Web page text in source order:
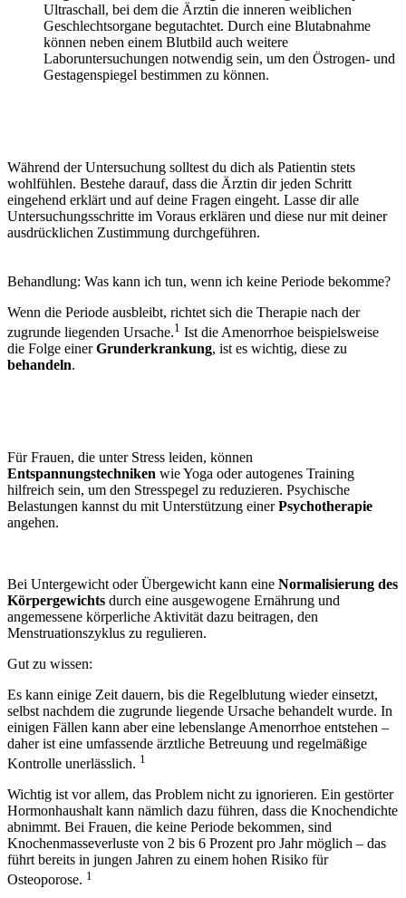
Ultraschall, bei dem die Ärztin die inneren weiblichen
Geschlechtsorgane begutachtet. Durch eine Blutabnahme
können neben einem Blutbild auch weitere
Laboruntersuchungen notwendig sein, um den Östrogen- und
Gestagenspiegel bestimmen zu können.
Während der Untersuchung solltest du dich als Patientin stets
wohlfühlen. Bestehe darauf, dass die Ärztin dir jeden Schritt
eingehend erklärt und auf deine Fragen eingeht. Lasse dir alle
Untersuchungsschritte im Voraus erklären und diese nur mit deiner
ausdrücklichen Zustimmung durchgeführen.
Behandlung: Was kann ich tun, wenn ich keine Periode bekomme?
Wenn die Periode ausbleibt, richtet sich die Therapie nach der
zugrunde liegenden Ursache.1 Ist die Amenorrhoe beispielsweise
die Folge einerGrunderkrankung, ist es wichtig, diese zu
behandeln.
Für Frauen, die unter Stress leiden, können
Entspannungstechniken wie Yoga oder autogenes Training
hilfreich sein, um den Stresspegel zu reduzieren. Psychische
Belastungen kannst du mit Unterstützung einerPsychotherapie
angehen.
Bei Untergewicht oder Übergewicht kann eine Normalisierung des
Körpergewichts durch eine ausgewogene Ernährung und
angemessene körperliche Aktivität dazu beitragen, den
Menstruationszyklus zu regulieren.
Gut zu wissen:
Es kann einige Zeit dauern, bis die Regelblutung wieder einsetzt,
selbst nachdem die zugrunde liegende Ursache behandelt wurde. In
einigen Fällen kann aber eine lebenslange Amenorrhoe entstehen –
daher ist eine umfassende ärztliche Betreuung und regelmäßige
Kontrolle unerlässlich. 1
Wichtig ist vor allem, das Problem nicht zu ignorieren. Ein gestörter
Hormonhaushalt kann nämlich dazu führen, dass die Knochendichte
abnimmt. Bei Frauen, die keine Periode bekommen, sind
Knochenmasseverluste von 2 bis 6 Prozent pro Jahr möglich – das
führt bereits in jungen Jahren zu einem hohen Risiko für
Osteoporose. 1